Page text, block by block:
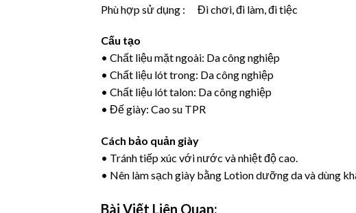
Phù hợp sử dụng : Đi chơi, đi làm, đi tiệc
Cấu tạo
• Chất liệu mặt ngoài: Da công nghiệp
• Chất liệu lót trong: Da công nghiệp
• Chất liệu lót talon: Da công nghiệp
• Đế giày: Cao su TPR
Cách bảo quản giày
• Tránh tiếp xúc với nước và nhiệt độ cao.
• Nên làm sạch giày bằng Lotion dưỡng da và dùng
Bài Viết Liên Quan: